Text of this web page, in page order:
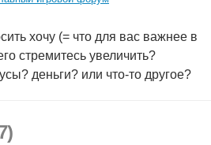
хочу (= что для вас важнее в
стремитесь увеличить?
деньги? или что-то другое?